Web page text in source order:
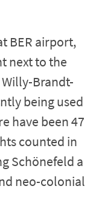
BER airport,
next to the
Brandt-
being used
have been 47
counted in
Schönefeld a
neo-colonial